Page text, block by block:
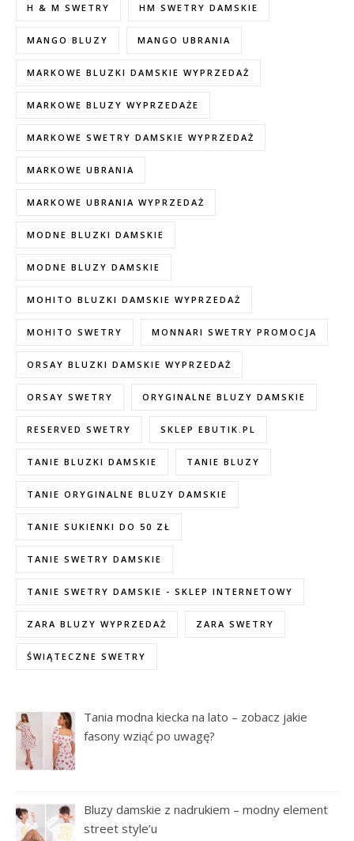
H & M SWETRY HM SWETRY DAMSKIE
MANGO BLUZY MANGO UBRANIA
MARKOWE BLUZKI DAMSKIE WYPRZEDAŻ
MARKOWE BLUZY WYPRZEDAŻE
MARKOWE SWETRY DAMSKIE WYPRZEDAŻ
MARKOWE UBRANIA
MARKOWE UBRANIA WYPRZEDAŻ
MODNE BLUZKI DAMSKIE
MODNE BLUZY DAMSKIE
MOHITO BLUZKI DAMSKIE WYPRZEDAŻ
MOHITO SWETRY MONNARI SWETRY PROMOCJA
ORSAY BLUZKI DAMSKIE WYPRZEDAŻ
ORSAY SWETRY ORYGINALNE BLUZY DAMSKIE
RESERVED SWETRY SKLEP EBUTIK.PL
TANIE BLUZKI DAMSKIE TANIE BLUZY
TANIE ORYGINALNE BLUZY DAMSKIE
TANIE SUKIENKI DO 50 ZŁ
TANIE SWETRY DAMSKIE
TANIE SWETRY DAMSKIE - SKLEP INTERNETOWY
ZARA BLUZY WYPRZEDAŻ ZARA SWETRY
ŚWIĄTECZNE SWETRY
Tania modna kiecka na lato – zobacz jakie
fasony wziąć po uwagę?
Bluzy damskie z nadrukiem – modny element
street style’u